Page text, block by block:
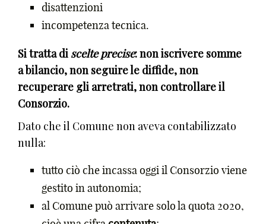
disattenzioni
incompetenza tecnica.
Si tratta di scelte precise: non iscrivere somme
a bilancio, non seguire le diffide, non
recuperare gli arretrati, non controllare il
Consorzio.
Dato che il Comune non aveva contabilizzato
nulla:
tutto ciò che incassa oggi il Consorzio viene
gestito in autonomia;
al Comune può arrivare solo la quota 2020,